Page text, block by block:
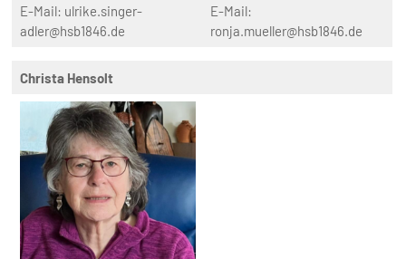
E-Mail: ulrike.singer-
adler@hsb1846.de
E-Mail:
ronja.mueller@hsb1846.de
Christa Hensolt